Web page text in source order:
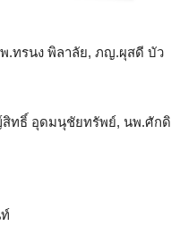
.ทรนง พิลาลัย, ภญ.ผุสดี บัว
ทธิ์ อุดมนุชัยทรัพย์, นพ.ศักดิ